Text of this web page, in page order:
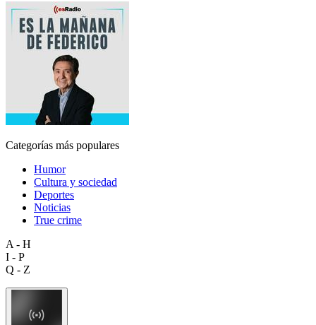
Categorías más populares
Humor
Cultura y sociedad
Deportes
Noticias
True crime
A - H
I - P
Q - Z